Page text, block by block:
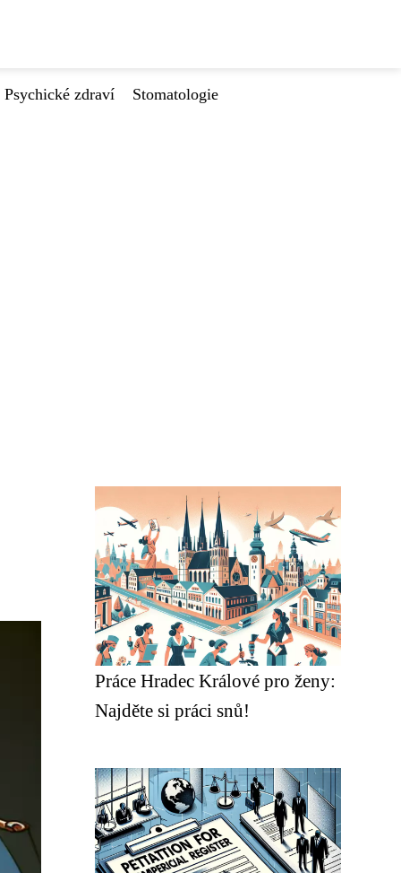
Psychické zdraví
Stomatologie
Práce Hradec Králové pro ženy:
Najděte si práci snů!